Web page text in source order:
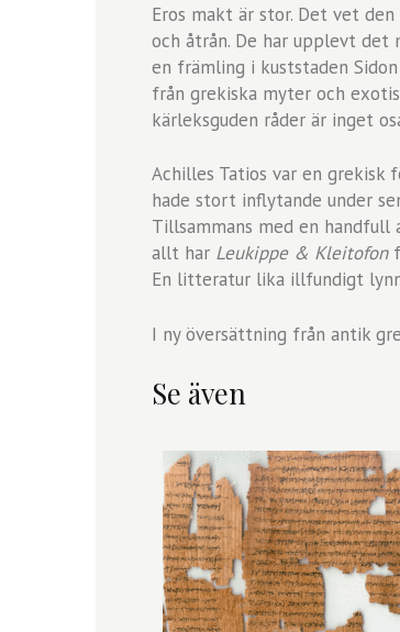
Eros makt är stor. Det vet
och åtrån. De har upplevt det
en främling i kuststaden
från grekiska myter och
kärleksguden råder är inget
Achilles Tatios var en
hade stort inflytande under
Tillsammans med en
allt har Leukippe & Kleitofon
En litteratur lika illfundigt
I ny översättning från antik
Se även